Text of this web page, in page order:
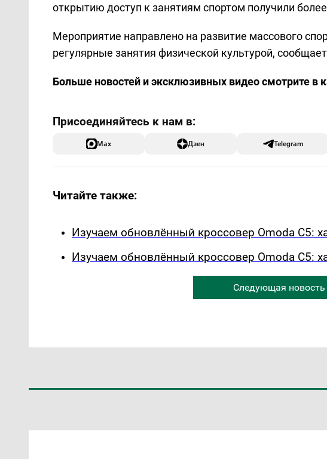
открытию доступ к занятиям спортом получили
Мероприятие направлено на развитие массового
регулярные занятия физической культурой, сообщает
Больше новостей и эксклюзивных видео смотрите в
Max Дзен Telegram
Читайте также:
Изучаем обновлённый кроссовер Omoda C5:
Изучаем обновлённый кроссовер Omoda C5:
Следующая новость